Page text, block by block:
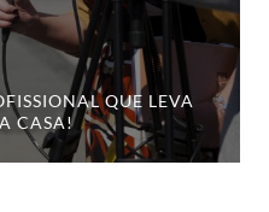
QUE LEVA
CASA!